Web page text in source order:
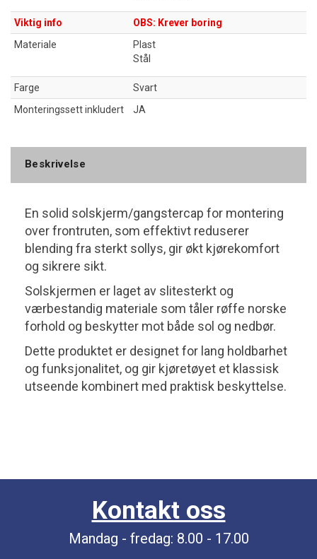
Viktig info
OBS: Krever boring
Materiale
Plast
Stål
Farge
Svart
Monteringssett inkludert
JA
Beskrivelse
En solid solskjerm/gangstercap for montering
over frontruten, som effektivt reduserer
blending fra sterkt sollys, gir økt kjørekomfort
og sikrere sikt.
Solskjermen er laget av slitesterkt og
værbestandig materiale som tåler røffe norske
forhold og beskytter mot både sol og nedbør.
Dette produktet er designet for lang holdbarhet
og funksjonalitet, og gir kjøretøyet et klassisk
utseende kombinert med praktisk beskyttelse.
Kontakt oss
Mandag - fredag: 8.00 - 17.00